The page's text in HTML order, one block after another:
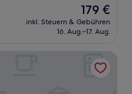
Der
Preis
beträgt
179 €
inkl. Steuern & Gebühren
16. Aug.–17. Aug.